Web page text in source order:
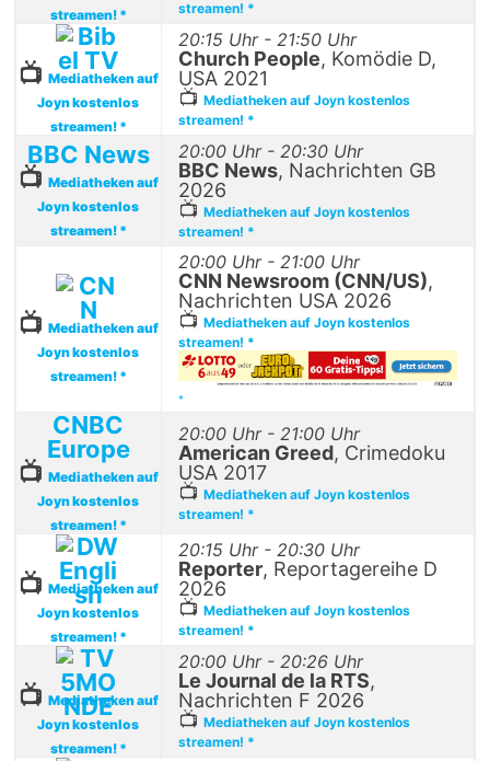
streamen! * streamen! *
📺 Mediatheken auf
Joyn kostenlos
streamen! *
20:15 Uhr - 21:50 Uhr
Church People, Komödie D,
USA 2021
📺 Mediatheken auf Joyn kostenlos
streamen! *
BBC News
📺 Mediatheken auf
Joyn kostenlos
streamen! *
20:00 Uhr - 20:30 Uhr
BBC News, Nachrichten GB
2026
📺 Mediatheken auf Joyn kostenlos
streamen! *
📺 Mediatheken auf
Joyn kostenlos
streamen! *
20:00 Uhr - 21:00 Uhr
CNN Newsroom (CNN/US),
Nachrichten USA 2026
📺 Mediatheken auf Joyn kostenlos
streamen! *
*
CNBC
Europe
📺 Mediatheken auf
Joyn kostenlos
streamen! *
20:00 Uhr - 21:00 Uhr
American Greed, Crimedoku
USA 2017
📺 Mediatheken auf Joyn kostenlos
streamen! *
📺 Mediatheken auf
Joyn kostenlos
streamen! *
20:15 Uhr - 20:30 Uhr
Reporter, Reportagereihe D
2026
📺 Mediatheken auf Joyn kostenlos
streamen! *
📺 Mediatheken auf
Joyn kostenlos
streamen! *
20:00 Uhr - 20:26 Uhr
Le Journal de la RTS,
Nachrichten F 2026
📺 Mediatheken auf Joyn kostenlos
streamen! *